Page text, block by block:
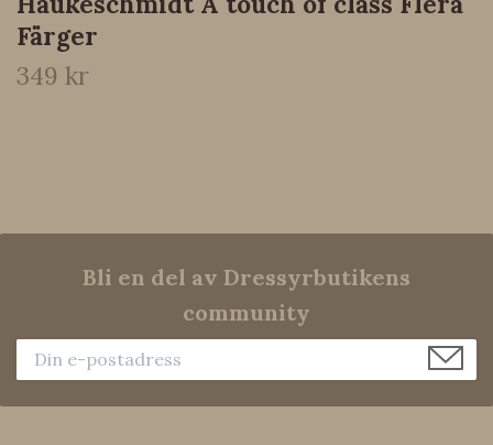
Färger
349 kr
Bli en del av Dressyrbutikens
community